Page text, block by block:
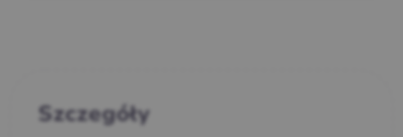
Szczegóły